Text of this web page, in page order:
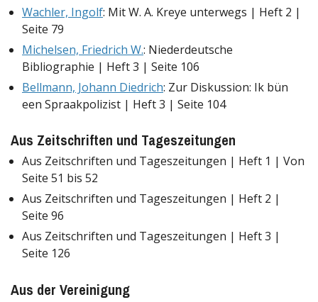
Wachler, Ingolf: Mit W. A. Kreye unterwegs | Heft 2 |
Seite 79
Michelsen, Friedrich W.: Niederdeutsche
Bibliographie | Heft 3 | Seite 106
Bellmann, Johann Diedrich: Zur Diskussion: Ik bün
een Spraakpolizist | Heft 3 | Seite 104
Aus Zeitschriften und Tageszeitungen
Aus Zeitschriften und Tageszeitungen | Heft 1 | Von
Seite 51 bis 52
Aus Zeitschriften und Tageszeitungen | Heft 2 |
Seite 96
Aus Zeitschriften und Tageszeitungen | Heft 3 |
Seite 126
Aus der Vereinigung